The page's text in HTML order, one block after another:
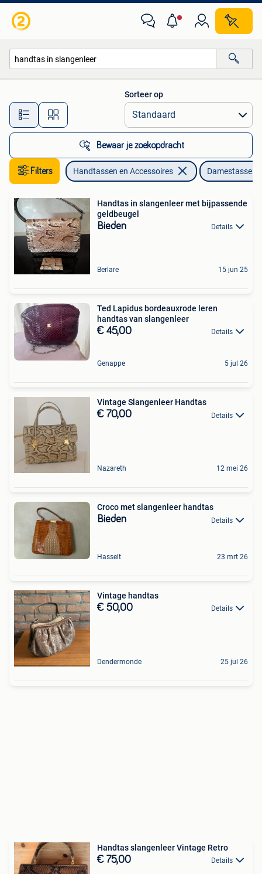
Alle afstanden…
Sorteer op
Bewaar je zoekopdracht
Filters Handtassen en Accessoires Damestassen
Handtas in slangenleer met bijpassende
geldbeugel
Bieden Details
Berlare 15 jun 25
Ted Lapidus bordeauxrode leren
handtas van slangenleer
€ 45,00 Details
Genappe 5 jul 26
Vintage Slangenleer Handtas
€ 70,00 Details
Nazareth 12 mei 26
Croco met slangenleer handtas
Bieden Details
Hasselt 23 mrt 26
Vintage handtas
€ 50,00 Details
Dendermonde 25 jul 26
Handtas slangenleer Vintage Retro
€ 75,00 Details